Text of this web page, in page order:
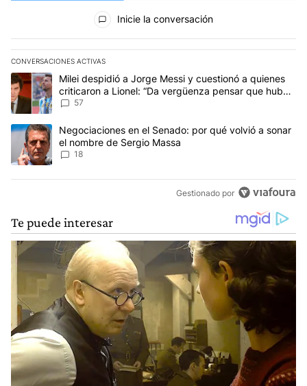
Todos los comentarios
Inicie la conversación
CONVERSACIONES ACTIVAS
Este listado muestra los artículos con más comentarios en los
Un artículo de tendencia con el título "Milei despidió a Jorge
Milei despidió a Jorge Messi y cuestionó a quienes
criticaron a Lionel: “Da vergüenza pensar que hubo
anti-Messi”
57
Un artículo de tendencia con el título "Negociaciones en el
Negociaciones en el Senado: por qué volvió a sonar
el nombre de Sergio Massa
18
Gestionado por